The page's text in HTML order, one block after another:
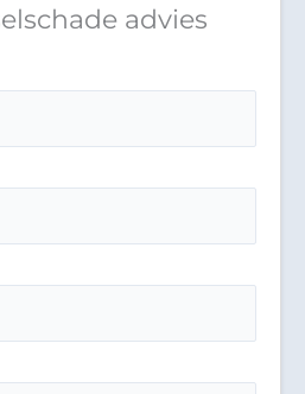
advies